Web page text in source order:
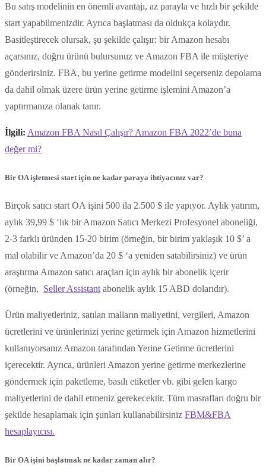
Bu satış modelinin en önemli avantajı, az parayla ve hızlı bir şekilde
start yapabilmenizdir. Ayrıca başlatması da oldukça kolaydır.
Basitleştirecek olursak, şu şekilde çalışır: bir Amazon hesabı
açarsınız, doğru ürünü bulursunuz ve Amazon FBA ile müşteriye
gönderirsiniz. FBA, bu yerine getirme modelini seçerseniz depolama
da dahil olmak üzere ürün yerine getirme işlemini Amazon’a
yaptırmanıza olanak tanır.
İlgili: Amazon FBA Nasıl Çalışır? Amazon FBA 2022’de buna
değer mi?
Bir OA işletmesi start için ne kadar paraya ihtiyacınız var?
Birçok satıcı start OA işini 500 ila 2.500 $ ile yapıyor. Aylık yatırım,
aylık 39,99 $ ‘lık bir Amazon Satıcı Merkezi Profesyonel aboneliği,
2-3 farklı üründen 15-20 birim (örneğin, bir birim yaklaşık 10 $’ a
mal olabilir ve Amazon’da 20 $ ‘a yeniden satabilirsiniz) ve ürün
araştırma Amazon satıcı araçları için aylık bir abonelik içerir
(örneğin, Seller Assistant abonelik aylık 15 ABD dolarıdır).
Ürün maliyetleriniz, satılan malların maliyetini, vergileri, Amazon
ücretlerini ve ürünlerinizi yerine getirmek için Amazon hizmetlerini
kullanıyorsanız Amazon tarafından Yerine Getirme ücretlerini
içerecektir. Ayrıca, ürünleri Amazon yerine getirme merkezlerine
göndermek için paketleme, basılı etiketler vb. gibi gelen kargo
maliyetlerini de dahil etmeniz gerekecektir. Tüm masrafları doğru bir
şekilde hesaplamak için şunları kullanabilirsiniz FBM&FBA
hesaplayıcısı.
Bir OA işini başlatmak ne kadar zaman alır?